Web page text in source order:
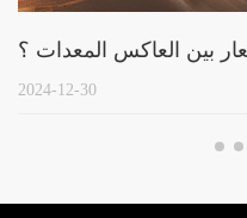
2024-12-30